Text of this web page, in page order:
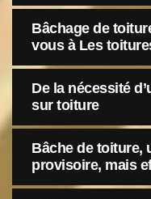
Bâchage de
vous à Les
De la nécessité
sur toiture
Bâche de toiture,
provisoire, mais